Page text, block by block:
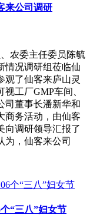
来公司调研
农委主任委员陈毓
情况调研组莅临仙
观了仙客来庐山灵
工厂GMP车间、
司董事长潘新华和
商务活动，由仙客
向调研领导汇报了
为，仙客来公司
“三八”妇女节